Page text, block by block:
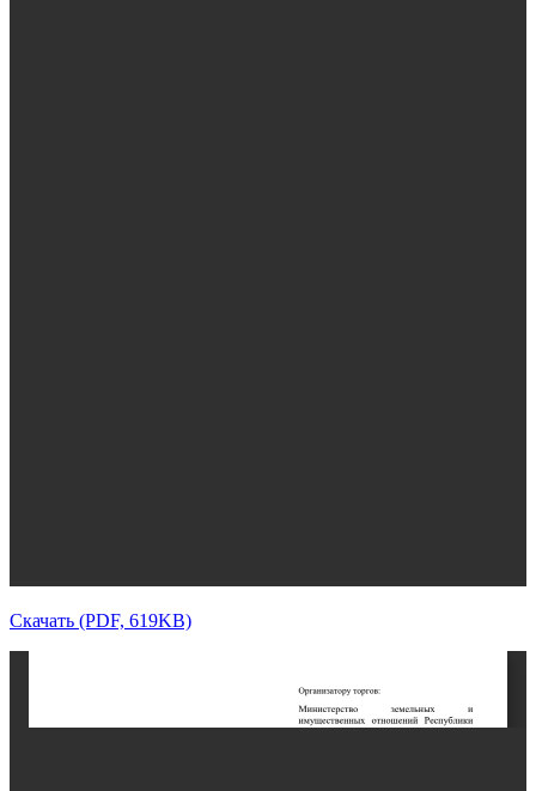
Скачать (PDF, 619KB)